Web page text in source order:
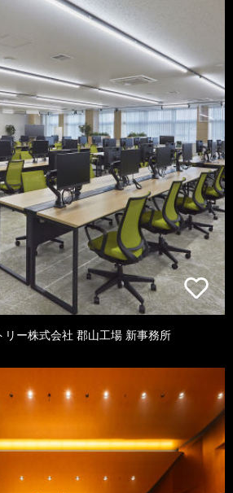
ー株式会社 郡山工場 新事務所